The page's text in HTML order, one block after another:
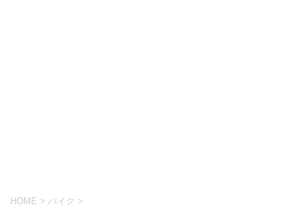
HOME > バイク >